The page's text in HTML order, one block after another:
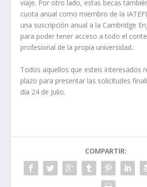
viaje. Por otro lado, estas becas
cuota anual como miembro de la
una suscripción anual a la Cambridge
para poder tener acceso a todo el
profesional de la propia universidad.
Todos aquellos que esteis interesados
plazo para presentar las solicitudes
día 24 de Julio.
COMPARTIR: